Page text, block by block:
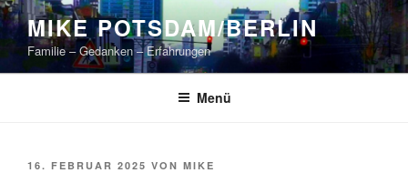
Zum
Inhalt
springen
MIKE POTSDAM/BERLIN
Familie – Gedanken – Erfahrungen
Menü
VERÖFFENTLICHT
16. FEBRUAR 2025 VON MIKE